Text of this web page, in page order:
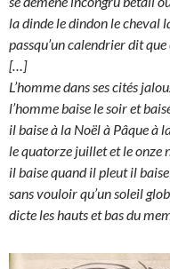
la dinde le dindon le cheval
passqu’un calendrier dit que
[…]
L’homme dans ses cités
l’homme baise le soir et
il baise à la Noël à Pâque à
le quatorze juillet et le onze
il baise quand il pleut il
sans vouloir qu’un soleil
dicte les hauts et bas du